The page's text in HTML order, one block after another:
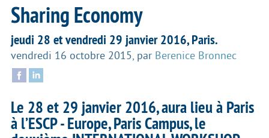
Sharing Economy
jeudi 28 et vendredi 29 janvier 2016, Paris.
vendredi 16 octobre 2015, par Berenice Bronnec
Le 28 et 29 janvier 2016, aura lieu à Paris
à l’ESCP - Europe, Paris Campus, le